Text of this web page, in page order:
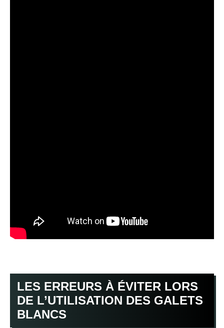
LES ERREURS À ÉVITER LORS
DE L’UTILISATION DES GALETS
BLANCS